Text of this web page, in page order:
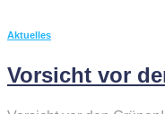
Aktuelles
Vorsicht vor